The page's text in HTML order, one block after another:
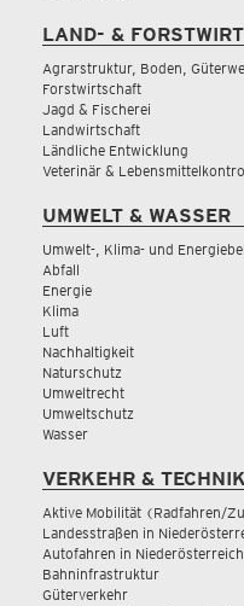
LAND- &
Agrarstruktur, Boden,
Forstwirtschaft
Jagd & Fischerei
Landwirtschaft
Ländliche Entwicklung
Veterinär &
UMWELT & WASSER
Umwelt-, Klima- und
Abfall
Energie
Klima
Luft
Nachhaltigkeit
Naturschutz
Umweltrecht
Umweltschutz
Wasser
VERKEHR & TECHNIK
Aktive Mobilität (Radfahren/
Landesstraßen in
Autofahren in Niederösterreich
Bahninfrastruktur
Güterverkehr